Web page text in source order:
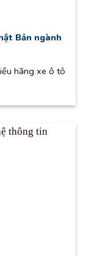
Bản ngành
hãng xe ô tô